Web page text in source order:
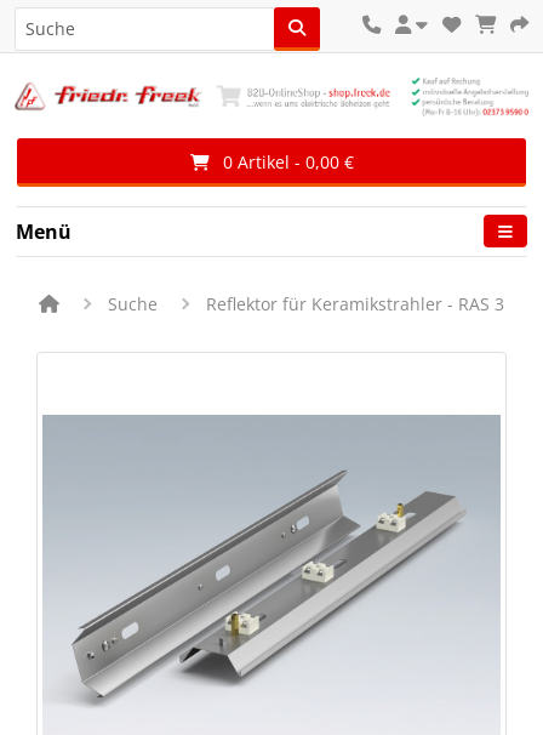
0 Artikel - 0,00 €
Menü
Suche Reflektor für Keramikstrahler - RAS 3